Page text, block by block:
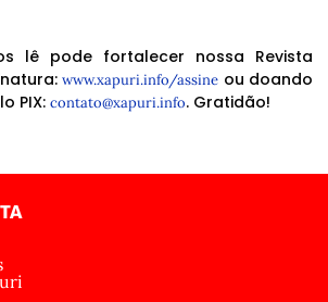
lê pode fortalecer nossa Revista
www.xapuri.info/assine ou doando
PIX: contato@xapuri.info. Gratidão!